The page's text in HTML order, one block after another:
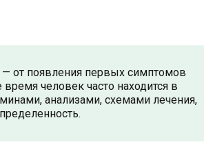
— от появления первых симптомов
человек часто находится в
анализами, схемами лечения,